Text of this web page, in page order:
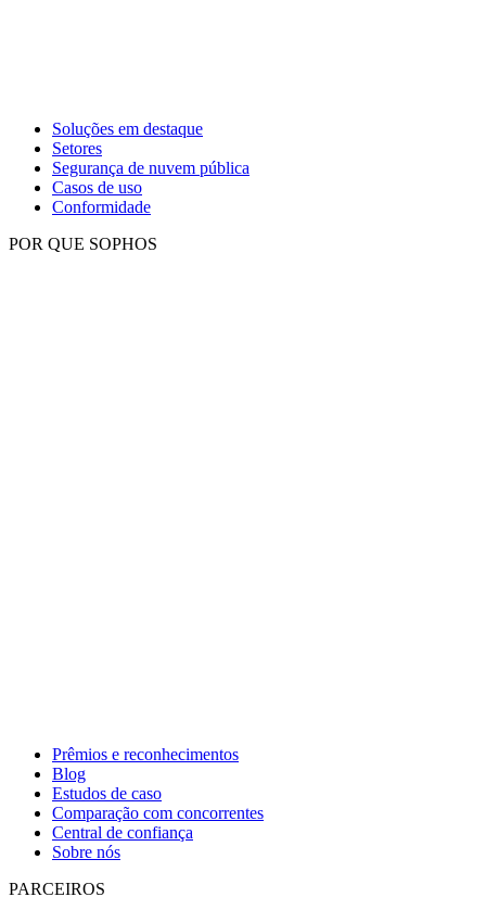
Soluções em destaque
Setores
Segurança de nuvem pública
Casos de uso
Conformidade
POR QUE SOPHOS
Prêmios e reconhecimentos
Blog
Estudos de caso
Comparação com concorrentes
Central de confiança
Sobre nós
PARCEIROS